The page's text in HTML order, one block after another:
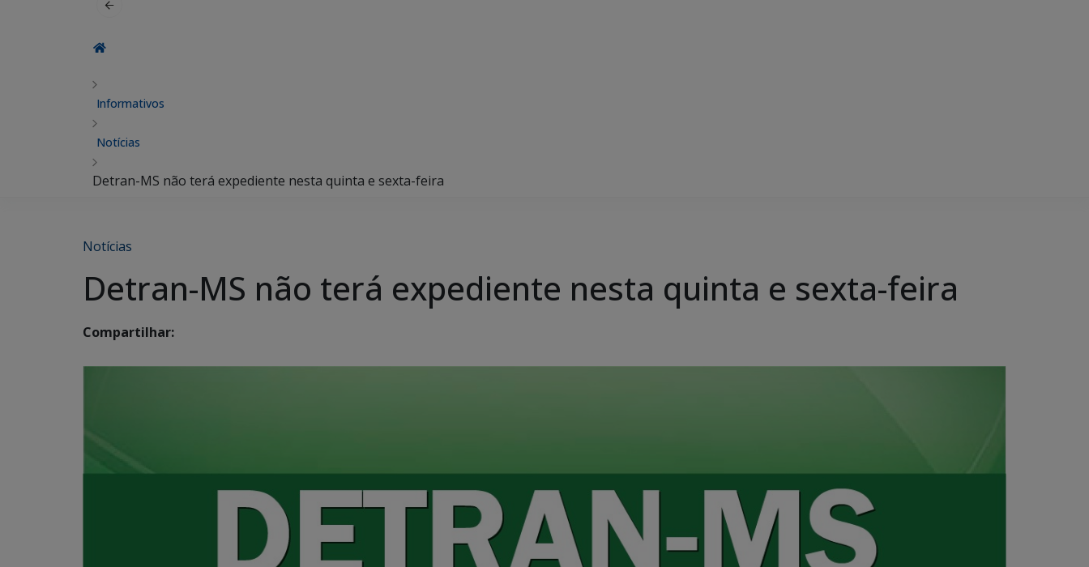
Informativos
Notícias
Detran-MS não terá expediente nesta quinta e sexta-feira
Notícias
Detran-MS não terá expediente nesta quinta e sexta-feira
Compartilhar: